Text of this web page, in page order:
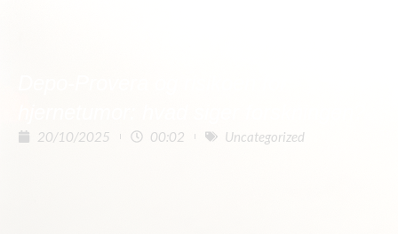
20/10/2025 00:02 Uncategorized